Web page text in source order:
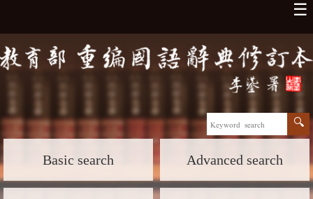
☰
Basic search Advanced search